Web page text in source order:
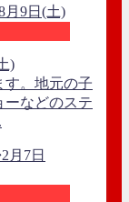
)
す。地元の子
ーなどのステ